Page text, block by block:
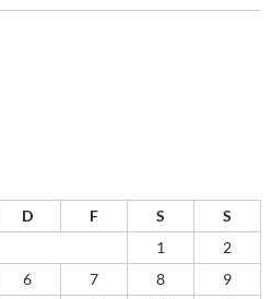
D F S
S
1
2
6 7 8
9